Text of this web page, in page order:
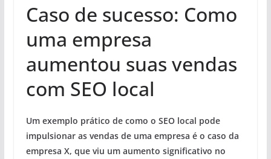
Caso de sucesso: Como
uma empresa
aumentou suas vendas
com SEO local
Um exemplo prático de como o SEO local pode
impulsionar as vendas de uma empresa é o caso da
empresa X, que viu um aumento significativo no